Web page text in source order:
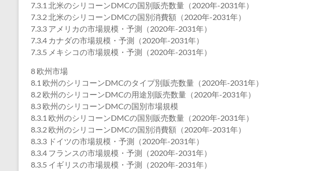
7.3.1 北米のシリコーンDMCの国別販売数量（2020年-2031年）
7.3.2 北米のシリコーンDMCの国別消費額（2020年-2031年）
7.3.3 アメリカの市場規模・予測（2020年-2031年）
7.3.4 カナダの市場規模・予測（2020年-2031年）
7.3.5 メキシコの市場規模・予測（2020年-2031年）
8 欧州市場
8.1 欧州のシリコーンDMCのタイプ別販売数量（2020年-2031年）
8.2 欧州のシリコーンDMCの用途別販売数量（2020年-2031年）
8.3 欧州のシリコーンDMCの国別市場規模
8.3.1 欧州のシリコーンDMCの国別販売数量（2020年-2031年）
8.3.2 欧州のシリコーンDMCの国別消費額（2020年-2031年）
8.3.3 ドイツの市場規模・予測（2020年-2031年）
8.3.4 フランスの市場規模・予測（2020年-2031年）
8.3.5 イギリスの市場規模・予測（2020年-2031年）